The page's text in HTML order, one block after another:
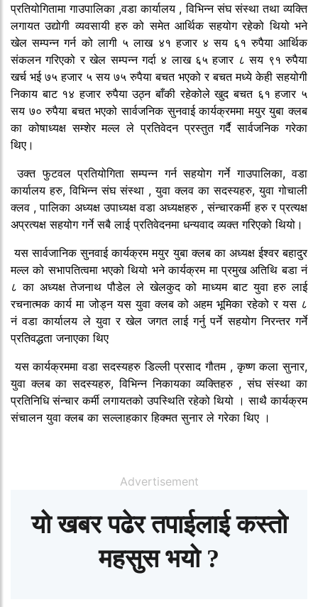
प्रतियोगितामा गाउपालिका ,वडा कार्यालय , विभिन्न संघ संस्था तथा व्यक्ति
लगायत उद्योगी व्यवसायी हरु को समेत आर्थिक सहयोग रहेको थियो भने
खेल सम्पन्न गर्न को लागी ५ लाख ४१ हजार ४ सय ६१ रुपैया आर्थिक
संकलन गरिएको र खेल सम्पन्न गर्दा ४ लाख ६५ हजार ८ सय ९१ रुपैया
खर्च भई ७५ हजार ५ सय ७५ रुपैया बचत भएको र बचत मध्ये केही सहयोगी
निकाय बाट १४ हजार रुपैया उठ्न बाँकी रहेकोले खुद बचत ६१ हजार ५
सय ७० रुपैया बचत भएको सार्वजनिक सुनवाई कार्यक्रममा मयुर युबा क्लब
का कोषाध्यक्ष सम्शेर मल्ल ले प्रतिवेदन प्रस्तुत गर्दै सार्वजनिक गरेका
थिए।
उक्त फुटवल प्रतियोगिता सम्पन्न गर्न सहयोग गर्ने गाउपालिका, वडा
कार्यालय हरु, विभिन्न संघ संस्था , युवा क्लव का सदस्यहरु, युवा गोचाली
क्लव , पालिका अध्यक्ष उपाध्यक्ष वडा अध्यक्षहरु , संन्चारकर्मी हरु र प्रत्यक्ष
अप्रत्यक्ष सहयोग गर्ने सबै लाई प्रतिवेदनमा धन्यवाद व्यक्त गरिएको थियो।
यस सार्वजानिक सुनवाई कार्यक्रम मयुर युबा क्लब का अध्यक्ष ईश्वर बहादुर
मल्ल को सभापतित्वमा भएको थियो भने कार्यक्रम मा प्रमुख अतिथि बडा नं
८ का अध्यक्ष तेजनाथ पौडेल ले खेलकुद को माध्यम बाट युवा हरु लाई
रचनात्मक कार्य मा जोड्न यस युवा क्लब को अहम भूमिका रहेको र यस ८
नं वडा कार्यालय ले युवा र खेल जगत लाई गर्नु पर्ने सहयोग निरन्तर गर्ने
प्रतिवद्धता जनाएका थिए
यस कार्यक्रममा वडा सदस्यहरु डिल्ली प्रसाद गौतम , कृष्ण कला सुनार,
युवा क्लब का सदस्यहरु, विभिन्न निकायका व्यक्तिहरु , संघ संस्था का
प्रतिनिधि संन्चार कर्मी लगायतको उपस्थिति रहेको थियो । साथै कार्यक्रम
संचालन युवा क्लब का सल्लाहकार हिक्मत सुनार ले गरेका थिए ।
Advertisement
यो खबर पढेर तपाईलाई कस्तो
महसुस भयो ?